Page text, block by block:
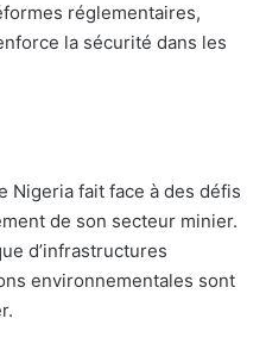
réglementaires,
la sécurité dans les
Nigeria fait face à des défis
de son secteur minier.
d’infrastructures
environnementales sont